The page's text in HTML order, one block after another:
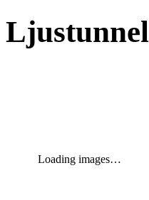
Ljustunnel
Loading images…